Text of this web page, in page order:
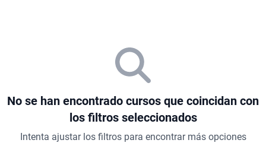
No se han encontrado cursos que coincidan con
los filtros seleccionados
Intenta ajustar los filtros para encontrar más opciones